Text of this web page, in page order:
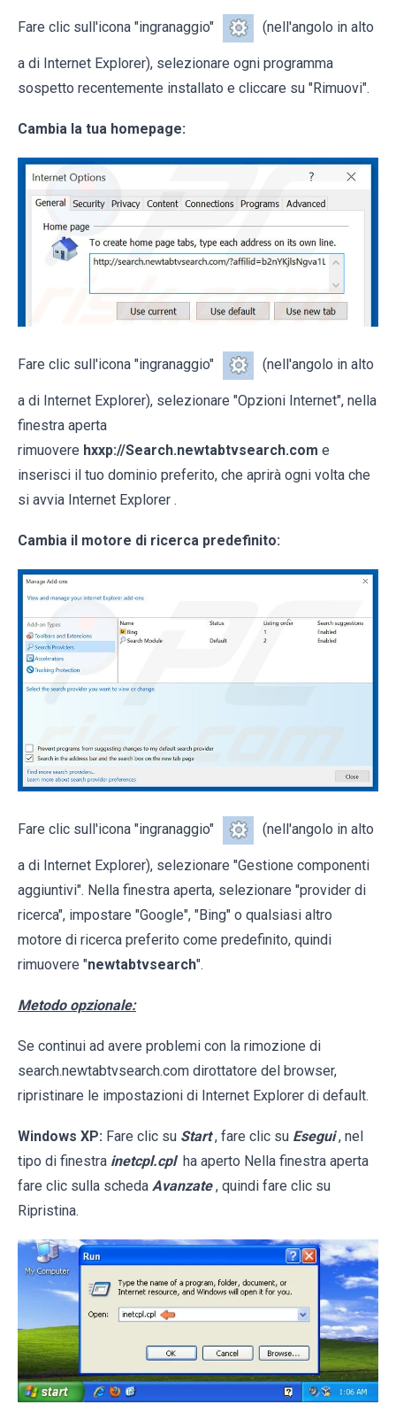
Fare clic sull'icona "ingranaggio" (nell'angolo in alto
a di Internet Explorer), selezionare ogni programma
sospetto recentemente installato e cliccare su "Rimuovi".
Cambia la tua homepage:
Fare clic sull'icona "ingranaggio" (nell'angolo in alto
a di Internet Explorer), selezionare "Opzioni Internet", nella
finestra aperta
rimuovere hxxp://Search.newtabtvsearch.com e
inserisci il tuo dominio preferito, che aprirà ogni volta che
si avvia Internet Explorer .
Cambia il motore di ricerca predefinito:
Fare clic sull'icona "ingranaggio" (nell'angolo in alto
a di Internet Explorer), selezionare "Gestione componenti
aggiuntivi". Nella finestra aperta, selezionare "provider di
ricerca", impostare "Google", "Bing" o qualsiasi altro
motore di ricerca preferito come predefinito, quindi
rimuovere "newtabtvsearch".
Metodo opzionale:
Se continui ad avere problemi con la rimozione di
search.newtabtvsearch.com dirottatore del browser,
ripristinare le impostazioni di Internet Explorer di default.
Windows XP: Fare clic su Start , fare clic su Esegui , nel
tipo di finestra inetcpl.cpl ha aperto Nella finestra aperta
fare clic sulla scheda Avanzate , quindi fare clic su
Ripristina.